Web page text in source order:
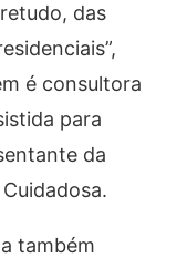
das
é consultora
para
da
também